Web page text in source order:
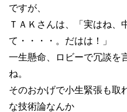
ですが、
ＴＡＫさんは、「実はね、
て・・・・。だはは！」
一生懸命、ロビーで冗談を
ね。
そのおかげで小生緊張も取
な技術論なんか